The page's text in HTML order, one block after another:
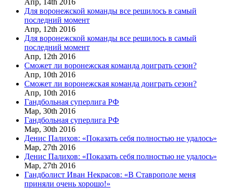
Для воронежской команды все решилось в самый
последний момент
Апр, 12th 2016
Для воронежской команды все решилось в самый
последний момент
Апр, 12th 2016
Сможет ли воронежская команда доиграть сезон?
Апр, 10th 2016
Сможет ли воронежская команда доиграть сезон?
Апр, 10th 2016
Гандбольная суперлига РФ
Мар, 30th 2016
Гандбольная суперлига РФ
Мар, 30th 2016
Денис Палихов: «Показать себя полностью не удалось»
Мар, 27th 2016
Денис Палихов: «Показать себя полностью не удалось»
Мар, 27th 2016
Гандболист Иван Некрасов: «В Ставрополе меня
приняли очень хорошо!»